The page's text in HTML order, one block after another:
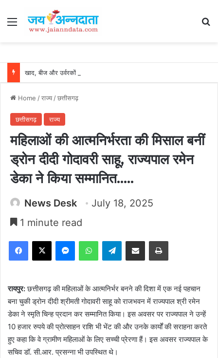
Menu
Home /राज्य/छत्तीसगढ़
छत्तीसगढ़ राज्य
महिलाओं की आत्मनिर्भरता की मिसाल बनीं
ड्रोन दीदी गोदावरी साहू, राज्यपाल रमेन
डेका ने किया सम्मानित…..
News Desk
July 18, 2025
1 minute read
Facebook
X MessengerWhatsAppTelegramShare via Email Print
रायपुर:छत्तीसगढ़ की महिलाओं के आत्मनिर्भर बनने की दिशा में एक नई पहचान
बना चुकी ड्रोन दीदी श्रीमती गोदावरी साहू को राजभवन में राज्यपाल श्री रमेन
डेका ने स्मृति चिन्ह प्रदान कर सम्मानित किया। इस अवसर पर राज्यपाल ने उन्हें
10 हजार रुपये की प्रोत्साहन राशि भी भेंट की और उनके कार्यों की सराहना करते
हुए कहा कि वे ग्रामीण महिलाओं के लिए सच्ची प्रेरणा हैं। इस अवसर राज्यपाल के
सचिव डॉ. सी.आर. प्रसन्ना भी उपस्थित थे।